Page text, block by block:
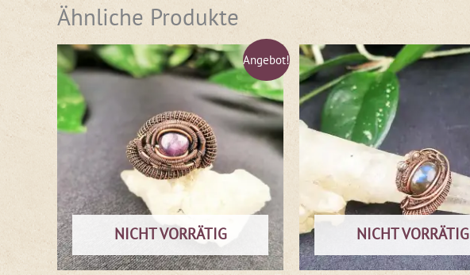
Ähnliche Produkte
Angebot!
NICHT VORRÄTIG
Ursprünglicher
Preis
Aktueller
Preis
NICHT VORRÄTIG